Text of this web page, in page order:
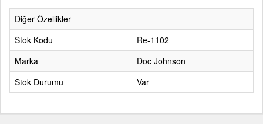
Diğer Özellikler
Stok Kodu
Re-1102
Marka
Doc Johnson
Stok Durumu
Var